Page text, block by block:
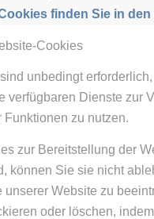
finden Sie in
Cookies
unbedingt
verfügbaren Dienste zur
Funktionen zu nutzen.
zur Bereitstellung der
können Sie sie nicht
unserer Website zu
oder löschen,